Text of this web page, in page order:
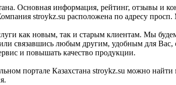
Основная информация, рейтинг, отзывы и
stroykz.su расположена по адресу
как новым, так и старым клиентам. Мы
связавшись любым другим, удобным для
и повышать качество продукции.
портале Казахстана stroykz.su можно